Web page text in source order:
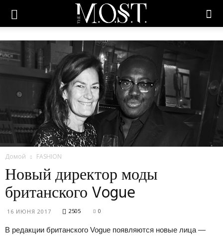
Домой FASHION
Новый директор моды
британского Vogue
16 ИЮНЯ 2017 2505 0
В редакции британского Vogue появляются новые лица —